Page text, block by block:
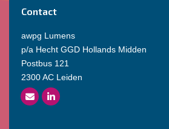
Contact
awpg Lumens
p/a Hecht GGD Hollands Midden
Postbus 121
2300 AC Leiden